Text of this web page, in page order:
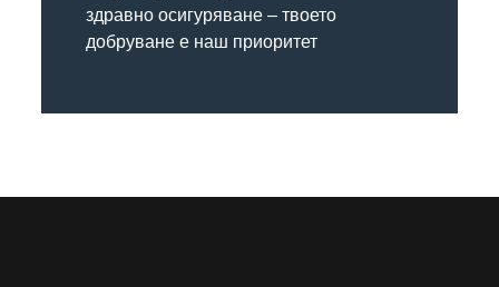
здравно осигуряване – твоето
добруване е наш приоритет